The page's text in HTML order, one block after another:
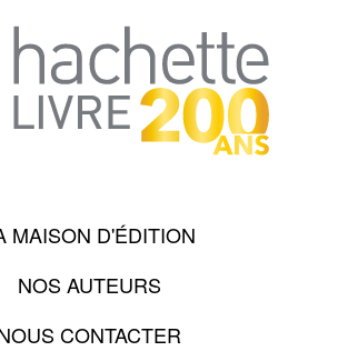
MAISON D'ÉDITION
NOS AUTEURS
CONTACTER